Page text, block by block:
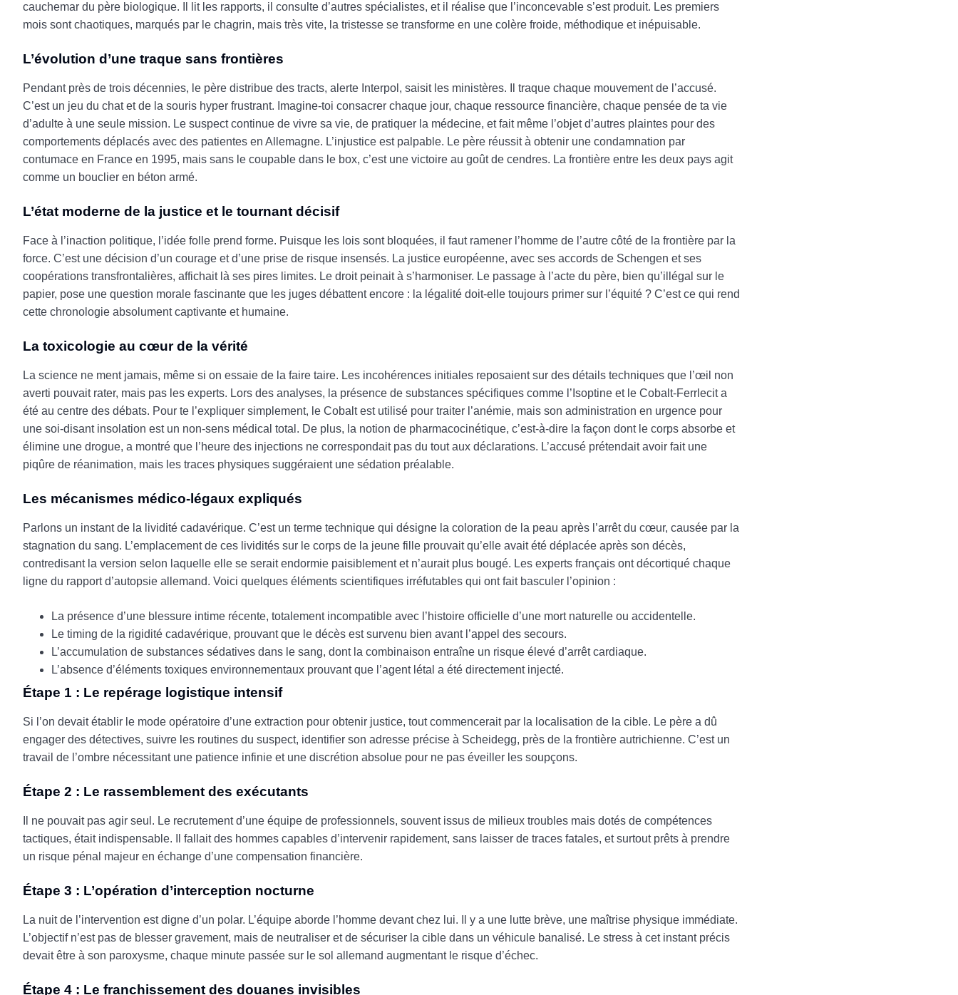
cauchemar du père biologique. Il lit les rapports, il consulte d’autres spécialistes, et il réalise que l’inconcevable s’est produit. Les premiers
mois sont chaotiques, marqués par le chagrin, mais très vite, la tristesse se transforme en une colère froide, méthodique et inépuisable.
L’évolution d’une traque sans frontières
Pendant près de trois décennies, le père distribue des tracts, alerte Interpol, saisit les ministères. Il traque chaque mouvement de l’accusé.
C’est un jeu du chat et de la souris hyper frustrant. Imagine-toi consacrer chaque jour, chaque ressource financière, chaque pensée de ta vie
d’adulte à une seule mission. Le suspect continue de vivre sa vie, de pratiquer la médecine, et fait même l’objet d’autres plaintes pour des
comportements déplacés avec des patientes en Allemagne. L’injustice est palpable. Le père réussit à obtenir une condamnation par
contumace en France en 1995, mais sans le coupable dans le box, c’est une victoire au goût de cendres. La frontière entre les deux pays agit
comme un bouclier en béton armé.
L’état moderne de la justice et le tournant décisif
Face à l’inaction politique, l’idée folle prend forme. Puisque les lois sont bloquées, il faut ramener l’homme de l’autre côté de la frontière par la
force. C’est une décision d’un courage et d’une prise de risque insensés. La justice européenne, avec ses accords de Schengen et ses
coopérations transfrontalières, affichait là ses pires limites. Le droit peinait à s’harmoniser. Le passage à l’acte du père, bien qu’illégal sur le
papier, pose une question morale fascinante que les juges débattent encore : la légalité doit-elle toujours primer sur l’équité ? C’est ce qui rend
cette chronologie absolument captivante et humaine.
La toxicologie au cœur de la vérité
La science ne ment jamais, même si on essaie de la faire taire. Les incohérences initiales reposaient sur des détails techniques que l’œil non
averti pouvait rater, mais pas les experts. Lors des analyses, la présence de substances spécifiques comme l’Isoptine et le Cobalt-Ferrlecit a
été au centre des débats. Pour te l’expliquer simplement, le Cobalt est utilisé pour traiter l’anémie, mais son administration en urgence pour
une soi-disant insolation est un non-sens médical total. De plus, la notion de pharmacocinétique, c’est-à-dire la façon dont le corps absorbe et
élimine une drogue, a montré que l’heure des injections ne correspondait pas du tout aux déclarations. L’accusé prétendait avoir fait une
piqûre de réanimation, mais les traces physiques suggéraient une sédation préalable.
Les mécanismes médico-légaux expliqués
Parlons un instant de la lividité cadavérique. C’est un terme technique qui désigne la coloration de la peau après l’arrêt du cœur, causée par la
stagnation du sang. L’emplacement de ces lividités sur le corps de la jeune fille prouvait qu’elle avait été déplacée après son décès,
contredisant la version selon laquelle elle se serait endormie paisiblement et n’aurait plus bougé. Les experts français ont décortiqué chaque
ligne du rapport d’autopsie allemand. Voici quelques éléments scientifiques irréfutables qui ont fait basculer l’opinion :
La présence d’une blessure intime récente, totalement incompatible avec l’histoire officielle d’une mort naturelle ou accidentelle.
Le timing de la rigidité cadavérique, prouvant que le décès est survenu bien avant l’appel des secours.
L’accumulation de substances sédatives dans le sang, dont la combinaison entraîne un risque élevé d’arrêt cardiaque.
L’absence d’éléments toxiques environnementaux prouvant que l’agent létal a été directement injecté.
Étape 1 : Le repérage logistique intensif
Si l’on devait établir le mode opératoire d’une extraction pour obtenir justice, tout commencerait par la localisation de la cible. Le père a dû
engager des détectives, suivre les routines du suspect, identifier son adresse précise à Scheidegg, près de la frontière autrichienne. C’est un
travail de l’ombre nécessitant une patience infinie et une discrétion absolue pour ne pas éveiller les soupçons.
Étape 2 : Le rassemblement des exécutants
Il ne pouvait pas agir seul. Le recrutement d’une équipe de professionnels, souvent issus de milieux troubles mais dotés de compétences
tactiques, était indispensable. Il fallait des hommes capables d’intervenir rapidement, sans laisser de traces fatales, et surtout prêts à prendre
un risque pénal majeur en échange d’une compensation financière.
Étape 3 : L’opération d’interception nocturne
La nuit de l’intervention est digne d’un polar. L’équipe aborde l’homme devant chez lui. Il y a une lutte brève, une maîtrise physique immédiate.
L’objectif n’est pas de blesser gravement, mais de neutraliser et de sécuriser la cible dans un véhicule banalisé. Le stress à cet instant précis
devait être à son paroxysme, chaque minute passée sur le sol allemand augmentant le risque d’échec.
Étape 4 : Le franchissement des douanes invisibles